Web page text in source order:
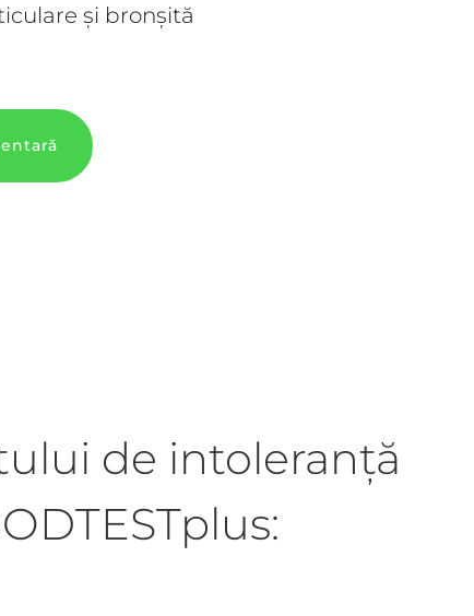
și bronșită
de intoleranță